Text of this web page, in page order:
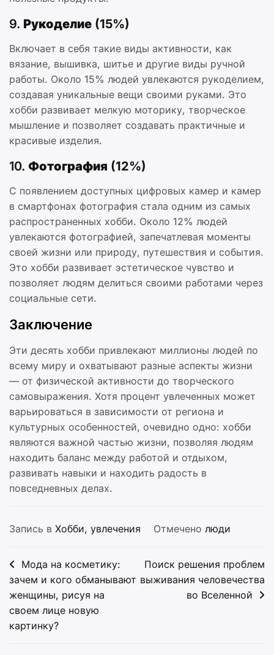
9. Рукоделие (15%)
Включает в себя такие виды активности, как
вязание, вышивка, шитье и другие виды ручной
работы. Около 15% людей увлекаются рукоделием,
создавая уникальные вещи своими руками. Это
хобби развивает мелкую моторику, творческое
мышление и позволяет создавать практичные и
красивые изделия.
10. Фотография (12%)
С появлением доступных цифровых камер и камер
в смартфонах фотография стала одним из самых
распространенных хобби. Около 12% людей
увлекаются фотографией, запечатлевая моменты
своей жизни или природу, путешествия и события.
Это хобби развивает эстетическое чувство и
позволяет людям делиться своими работами через
социальные сети.
Заключение
Эти десять хобби привлекают миллионы людей по
всему миру и охватывают разные аспекты жизни
— от физической активности до творческого
самовыражения. Хотя процент увлеченных может
варьироваться в зависимости от региона и
культурных особенностей, очевидно одно: хобби
являются важной частью жизни, позволяя людям
находить баланс между работой и отдыхом,
развивать навыки и находить радость в
повседневных делах.
Запись в Хобби, увлечения Отмечено люди
Навигация
по
записям
Мода на косметику:
зачем и кого обманывают
женщины, рисуя на
своем лице новую
картинку?
Поиск решения проблем
выживания человечества
во Вселенной